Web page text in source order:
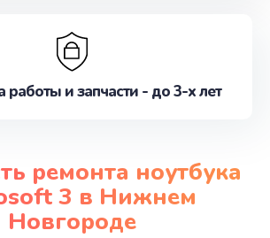
работы и запчасти - до 3-х лет
ремонта ноутбука
3 в Нижнем
Новгороде